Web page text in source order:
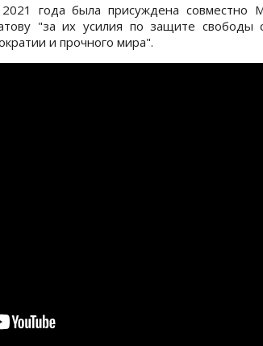
года была присуждена совместно
"за их усилия по защите свободы
и прочного мира".